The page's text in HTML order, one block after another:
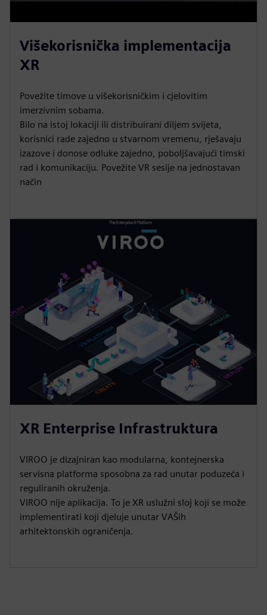
Višekorisnička implementacija
XR
Povežite timove u višekorisničkim i cjelovitim
imerzivnim sobama.
Bilo na istoj lokaciji ili distribuirani diljem svijeta,
korisnici rade zajedno u stvarnom vremenu, rješavaju
izazove i donose odluke zajedno, poboljšavajući timski
rad i komunikaciju. Povežite VR sesije na jednostavan
način
XR Enterprise Infrastruktura
VIROO je dizajniran kao modularna, kontejnerska
servisna platforma sposobna za rad unutar poduzeća i
reguliranih okruženja.
VIROO nije aplikacija. To je XR uslužni sloj koji se može
implementirati koji djeluje unutar VAŠih
arhitektonskih ograničenja.